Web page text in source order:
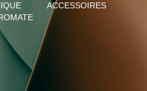
- ACCESSOIRES
-